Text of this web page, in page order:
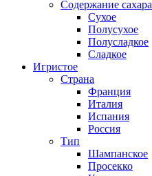
Содержание сахара
Сухое
Полусухое
Полусладкое
Сладкое
Игристое
Страна
Франция
Италия
Испания
Россия
Тип
Шампанское
Просекко